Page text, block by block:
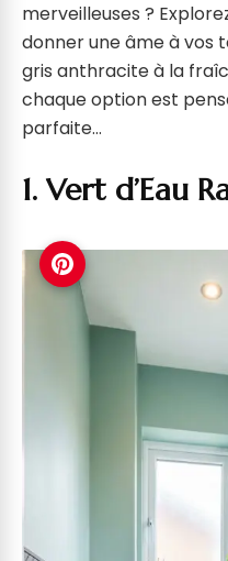
merveilleuses ?
donner une âme à vos
gris anthracite à la
chaque option est
parfaite…
1. Vert d’Eau